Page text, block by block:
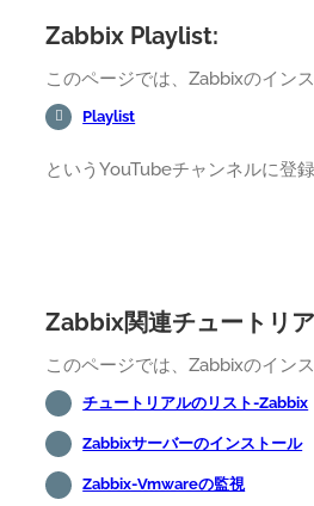
Zabbix Playlist:
このページでは、Zabbixのイン
Playlist
というYouTubeチャンネルに登
Zabbix関連チュートリア
このページでは、Zabbixのイン
チュートリアルのリスト-Zabbix
Zabbixサーバーのインストール
Zabbix-Vmwareの監視